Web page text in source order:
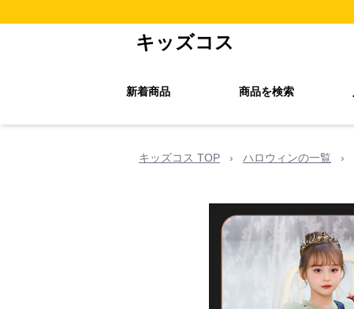
キッズコス
新着商品 商品を検索
キッズコス TOP › ハロウィンの一覧 ›